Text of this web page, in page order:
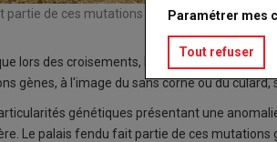
partie de ces mutations génétiques
lors des croisements, les bons comme les
gènes, à l'image du sans corne ou du
génétiques présentant une
Le palais fendu fait partie de ces
Paramétrer mes
Tout refuser